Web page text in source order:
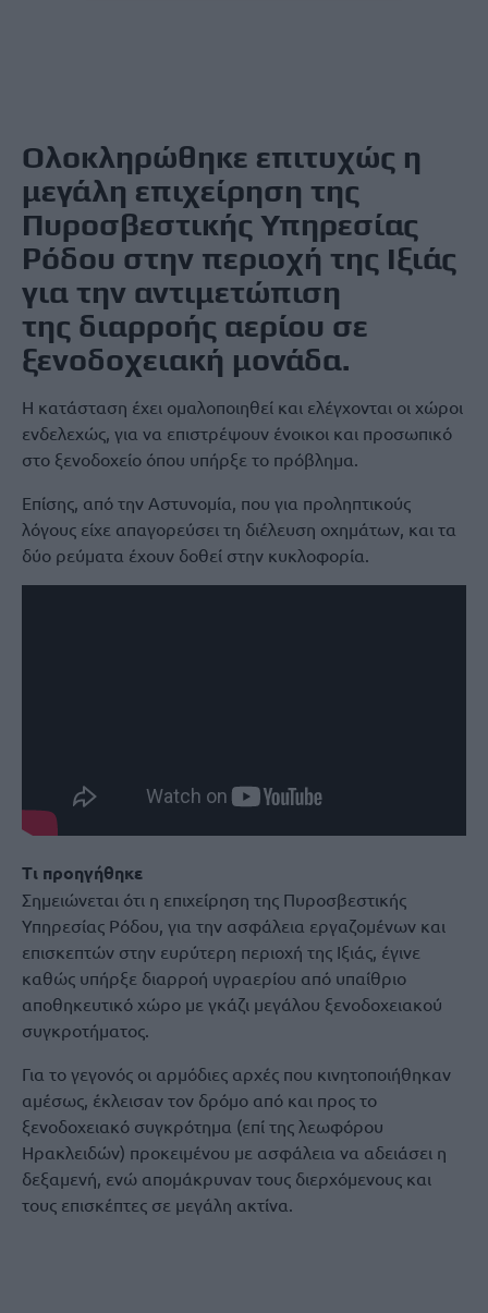
Ολοκληρώθηκε επιτυχώς η
μεγάλη επιχείρηση της
Πυροσβεστικής Υπηρεσίας
Ρόδου στην περιοχή της Ιξιάς
για την αντιμετώπιση
της διαρροής αερίου σε
ξενοδοχειακή μονάδα.
Η κατάσταση έχει ομαλοποιηθεί και ελέγχονται οι χώροι
ενδελεχώς, για να επιστρέψουν ένοικοι και προσωπικό
στο ξενοδοχείο όπου υπήρξε το πρόβλημα.
Επίσης, από την Αστυνομία, που για προληπτικούς
λόγους είχε απαγορεύσει τη διέλευση οχημάτων, και τα
δύο ρεύματα έχουν δοθεί στην κυκλοφορία.
Τι προηγήθηκε
Σημειώνεται ότι η επιχείρηση της Πυροσβεστικής
Υπηρεσίας Ρόδου, για την ασφάλεια εργαζομένων και
επισκεπτών στην ευρύτερη περιοχή της Ιξιάς, έγινε
καθώς υπήρξε διαρροή υγραερίου από υπαίθριο
αποθηκευτικό χώρο με γκάζι μεγάλου ξενοδοχειακού
συγκροτήματος.
Για το γεγονός οι αρμόδιες αρχές που κινητοποιήθηκαν
αμέσως, έκλεισαν τον δρόμο από και προς το
ξενοδοχειακό συγκρότημα (επί της λεωφόρου
Ηρακλειδών) προκειμένου με ασφάλεια να αδειάσει η
δεξαμενή, ενώ απομάκρυναν τους διερχόμενους και
τους επισκέπτες σε μεγάλη ακτίνα.